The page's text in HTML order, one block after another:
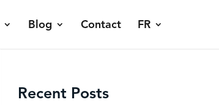
Blog Contact FR
Recent Posts